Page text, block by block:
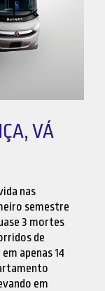
VÁ
nas
semestre
3 mortes
de
apenas 14
em